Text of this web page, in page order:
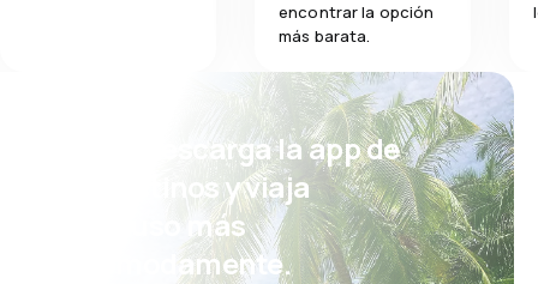
encontrar la opción
más barata.
¡Eh! Descarga la app de
eDestinos y viaja
incluso más
cómodamente.